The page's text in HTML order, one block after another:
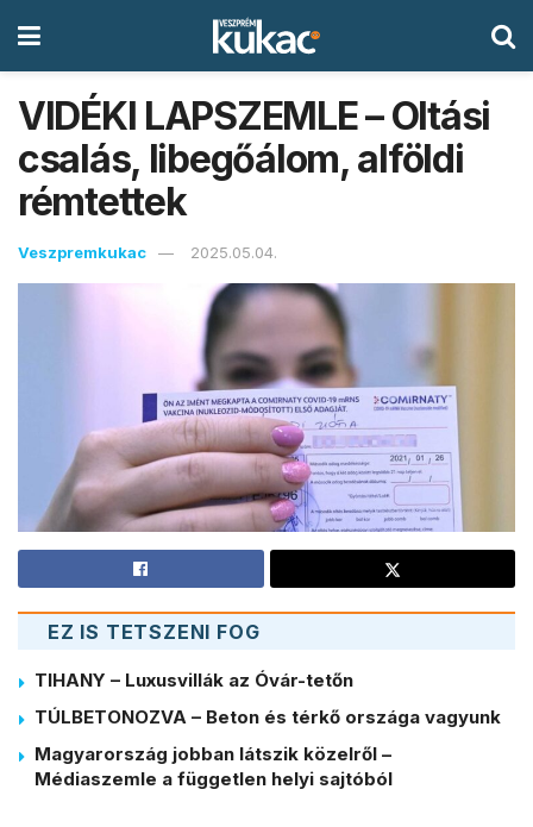
VIDÉKI LAPSZEMLE – Oltási
csalás, libegőálom, alföldi
rémtettek
Veszpremkukac 2025.05.04.
EZ IS TETSZENI FOG
TIHANY – Luxusvillák az Óvár-tetőn
TÚLBETONOZVA – Beton és térkő országa vagyunk
Magyarország jobban látszik közelről –
Médiaszemle a független helyi sajtóból